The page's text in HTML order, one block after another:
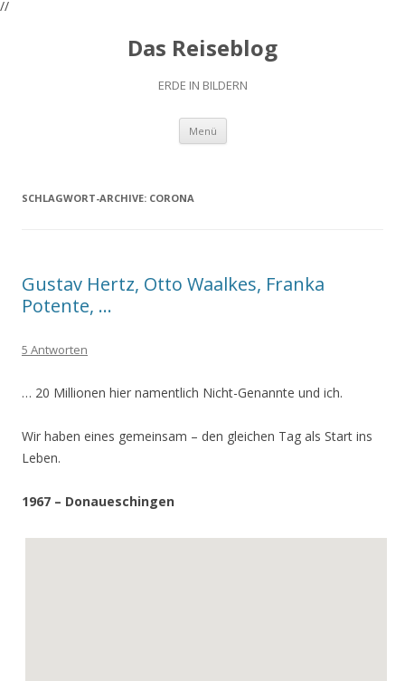
//
Das Reiseblog
ERDE IN BILDERN
Menü Zum
springen
SCHLAGWORT-ARCHIVE: CORONA
Gustav Hertz, Otto Waalkes, Franka
Potente, …
5 Antworten
… 20 Millionen hier namentlich Nicht-Genannte und ich.
Wir haben eines gemeinsam – den gleichen Tag als Start ins
Leben.
1967 – Donaueschingen